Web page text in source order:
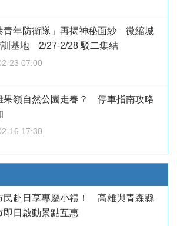
青年防衛隊」再揭神秘面紗 微縮城
訓基地 2/27-2/28 駁二集結
23 07:00
果嶺自然公園走春？ 停車指南攻略
16 17:30
民赴日享專屬小禮！ 高雄與青森縣
即日啟動景點互惠